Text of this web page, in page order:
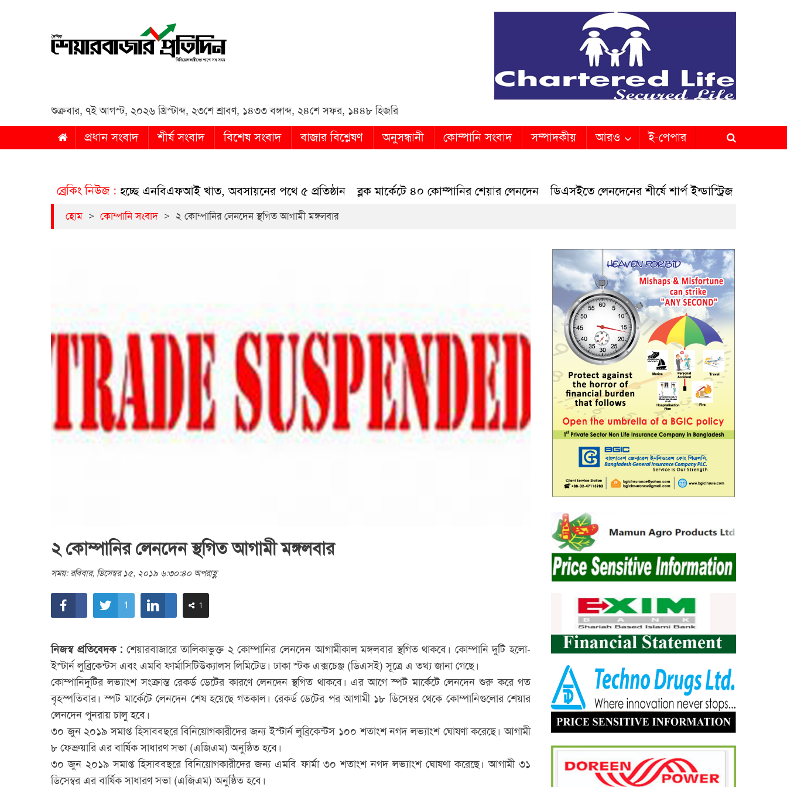
শুক্রবার, ৭ই আগস্ট, ২০২৬ খ্রিস্টাব্দ, ২৩শে শ্রাবণ, ১৪৩৩ বঙ্গাব্দ, ২৪শে সফর, ১৪৪৮ হিজরি
প্রধান সংবাদ শীর্ষ সংবাদ বিশেষ সংবাদ বাজার বিশ্লেষণ অনুসন্ধানী কোম্পানি সংবাদ সম্পাদকীয় আরও ই-পেপার
ব্রেকিং নিউজ :
সংকুচিত হচ্ছে এনবিএফআই খাত, অবসায়নের পথে ৫ প্রতিষ্ঠান ব্লক মার্কেটে ৪০ কোম্পানির শেয়ার লেনদেন ডিএসইতে লেনদেনের শীর্ষে শার্প ইন্ডাস্ট্রিজ ডিএসইতে দর
হোম > কোম্পানি সংবাদ > ২ কোম্পানির লেনদেন স্থগিত আগামী মঙ্গলবার
২ কোম্পানির লেনদেন স্থগিত আগামী মঙ্গলবার
সময়: রবিবার, ডিসেম্বর ১৫, ২০১৯ ৬:৩০:৪০ অপরাহ্ণ
1 1
নিজস্ব প্রতিবেদক : শেয়ারবাজারে তালিকাভুক্ত ২ কোম্পানির লেনদেন আগামীকাল মঙ্গলবার স্থগিত থাকবে। কোম্পানি দুটি হলো-
ইস্টার্ন লুব্রিকেন্টস এবং এমবি ফার্মাসিটিউক্যালস লিমিটেড। ঢাকা স্টক এক্সচেঞ্জ (ডিএসই) সূত্রে এ তথ্য জানা গেছে।
কোম্পানিদুটির লভ্যাংশ সংক্রান্ত রেকর্ড ডেটের কারণে লেনদেন স্থগিত থাকবে। এর আগে স্পট মার্কেটে লেনদেন শুরু করে গত
বৃহস্পতিবার। স্পট মার্কেটে লেনদেন শেষ হয়েছে গতকাল। রেকর্ড ডেটের পর আগামী ১৮ ডিসেম্বর থেকে কোম্পানিগুলোর শেয়ার
লেনদেন পুনরায় চালু হবে।
৩০ জুন ২০১৯ সমাপ্ত হিসাববছরে বিনিয়োগকারীদের জন্য ইস্টার্ন লুব্রিকেন্টস ১০০ শতাংশ নগদ লভ্যাংশ ঘোষণা করেছে। আগামী
৮ ফেব্রুয়ারি এর বার্ষিক সাধারণ সভা (এজিএম) অনুষ্ঠিত হবে।
৩০ জুন ২০১৯ সমাপ্ত হিসাববছরে বিনিয়োগকারীদের জন্য এমবি ফার্মা ৩০ শতাংশ নগদ লভ্যাংশ ঘোষণা করেছে। আগামী ৩১
ডিসেম্বর এর বার্ষিক সাধারণ সভা (এজিএম) অনুষ্ঠিত হবে।